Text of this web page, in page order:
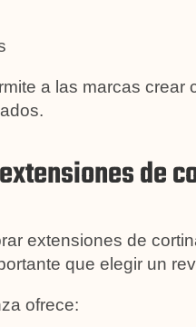
a las marcas
de
extensiones de
que elegir un
ofrece: